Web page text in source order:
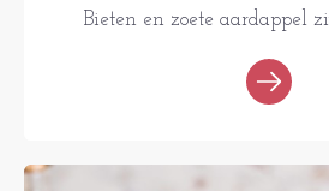
Bieten en zoete aardappel